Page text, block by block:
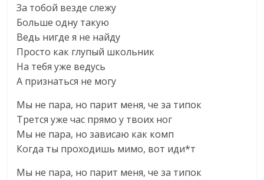
За тобой везде слежу
Больше одну такую
Ведь нигде я не найду
Просто как глупый школьник
На тебя уже ведусь
А признаться не могу
Мы не пара, но парит меня, че за типок
Трется уже час прямо у твоих ног
Мы не пара, но зависаю как комп
Когда ты проходишь мимо, вот иди*т
Мы не пара, но парит меня, че за типок